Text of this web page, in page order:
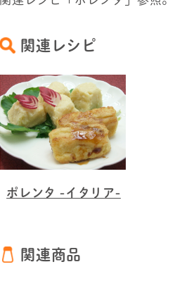
関連レシピ
ポレンタ -イタリア-
関連商品